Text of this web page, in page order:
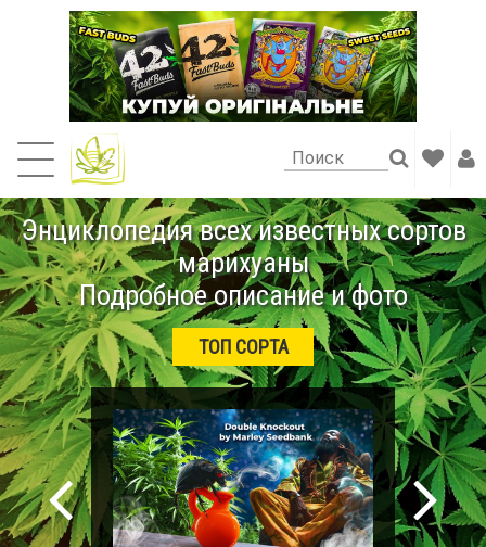
Энциклопедия всех известных сортов
марихуаны
Подробное описание и фото
ТОП СОРТА